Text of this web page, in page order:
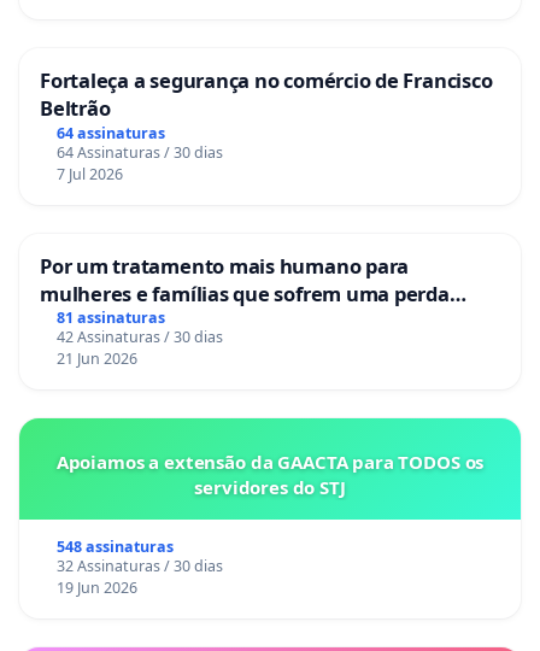
Fortaleça a segurança no comércio de Francisco
Beltrão
64 assinaturas
64 Assinaturas / 30 dias
7 Jul 2026
Por um tratamento mais humano para
mulheres e famílias que sofrem uma perda
gestacional nos hospitais portugueses
81 assinaturas
42 Assinaturas / 30 dias
21 Jun 2026
Apoiamos a extensão da GAACTA para TODOS os
servidores do STJ
548 assinaturas
32 Assinaturas / 30 dias
19 Jun 2026